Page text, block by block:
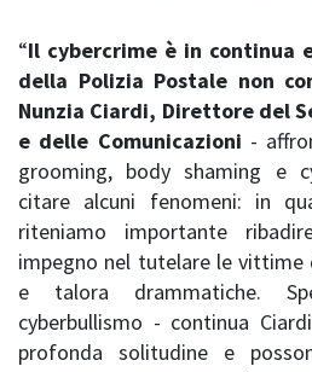
“Il cybercrime è in continua
della Polizia Postale non
Nunzia Ciardi, Direttore del
e delle Comunicazioni -
grooming, body shaming e
citare alcuni fenomeni: in
riteniamo importante
impegno nel tutelare le vittime
e talora drammatiche.
cyberbullismo - continua
profonda solitudine e